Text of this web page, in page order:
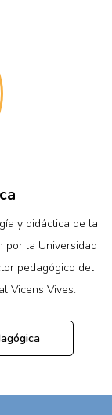
y didáctica de la
por la Universidad
pedagógico del
Vicens Vives.